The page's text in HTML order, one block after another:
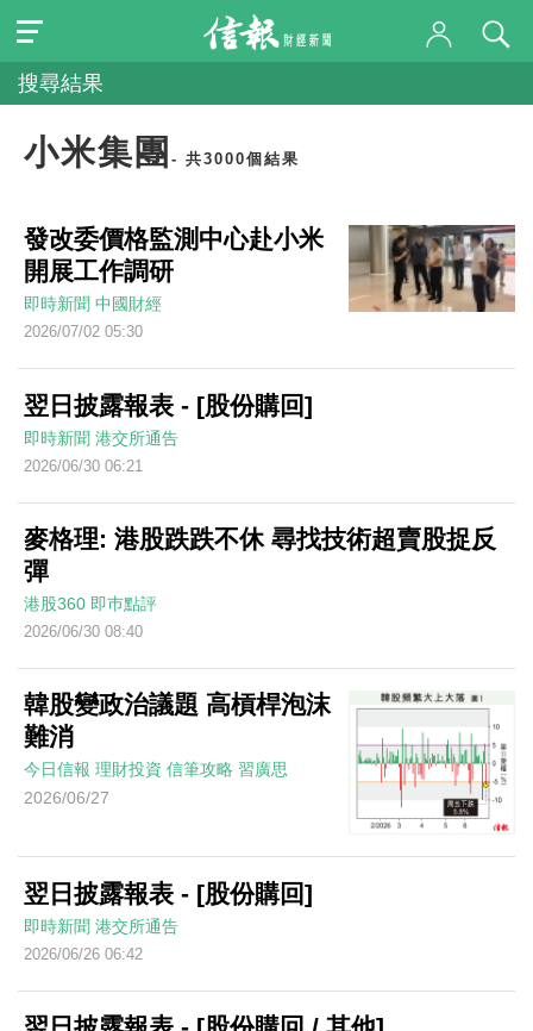
搜尋結果
小米集團 - 共3000個結果
發改委價格監測中心赴小米
開展工作調研
即時新聞 中國財經
2026/07/02 05:30
翌日披露報表 - [股份購回]
即時新聞 港交所通告
2026/06/30 06:21
麥格理: 港股跌跌不休 尋找技術超賣股捉反
彈
港股360 即巿點評
2026/06/30 08:40
韓股變政治議題 高槓桿泡沫
難消
今日信報 理財投資 信筆攻略 習廣思
2026/06/27
翌日披露報表 - [股份購回]
即時新聞 港交所通告
2026/06/26 06:42